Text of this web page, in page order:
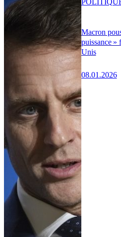
Macron
puissance »
Unis
08.01.2026